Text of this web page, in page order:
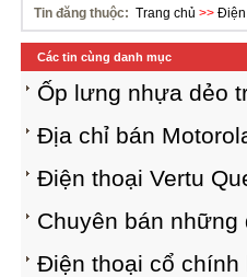
Tin đăng thuộc: Trang chủ >> Điện
Các tin cùng danh mục
Ốp lưng nhựa dẻo
Địa chỉ bán
Điện thoại Vertu
Chuyên bán
Điện thoại cổ chính